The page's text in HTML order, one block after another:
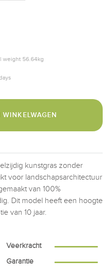
weight 56.64kg
kunstgras zonder
voor landschapsarchitectuur
van 100%
Dit model heeft een hoogte
van 10 jaar.
Veerkracht
Garantie